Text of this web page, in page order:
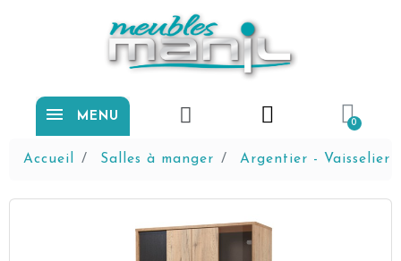
MENU
Accueil Salles à manger Argentier - Vaisselier